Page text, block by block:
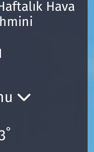
Hava
°